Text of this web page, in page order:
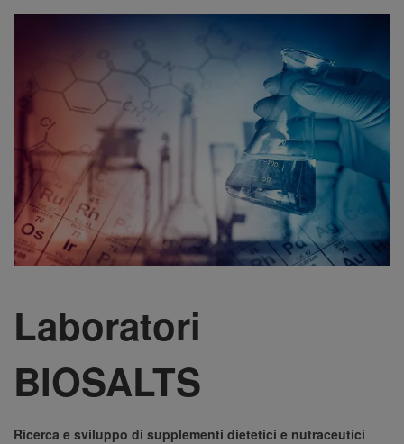
Laboratori
BIOSALTS
Ricerca e sviluppo di supplementi dietetici e nutraceutici